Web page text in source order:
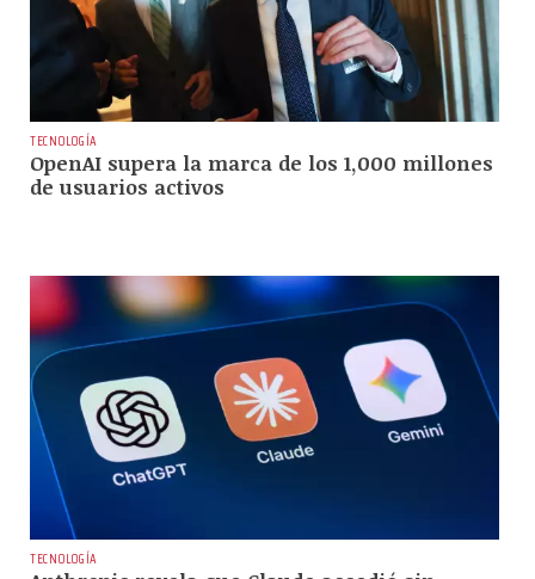
TECNOLOGÍA
OpenAI supera la marca de los 1,000 millones
de usuarios activos
TECNOLOGÍA